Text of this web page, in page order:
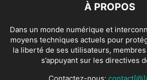
À PROPOS
Dans un monde numérique et
moyens techniques actuels pour
la liberté de ses utilisateurs,
s’appuyant sur les directives
Contactez-nous: